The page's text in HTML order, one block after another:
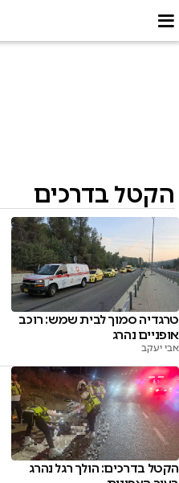
הקטל בדרכים
טרגדיה סמוך לבית שמש: רוכב
אופניים נהרג
אבי יעקב
הקטל בדרכים: הולך רגל נהרג